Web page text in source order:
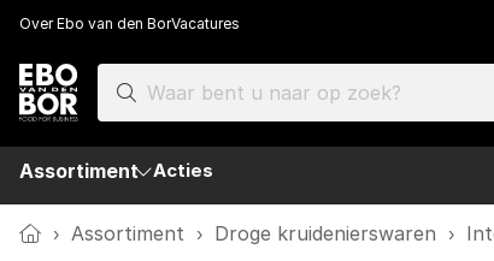
Over Ebo van den BorVacatures
Assortiment Acties
Home
› Assortiment › Droge kruidenierswaren ›